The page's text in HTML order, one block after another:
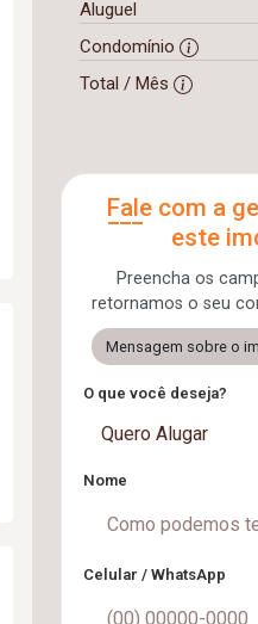
Aluguel
Condomínio
Total / Mês
Fale com a
este
Preencha os
retornamos o seu
Mensagem sobre o
O que você deseja?
Quero Alugar
Nome
Celular / WhatsApp